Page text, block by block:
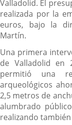
Valladolid. El
realizada por la
euros, bajo la
Martín.
Una primera
de Valladolid en
permitió una
arqueológicos
2,5 metros de
alumbrado
realizando